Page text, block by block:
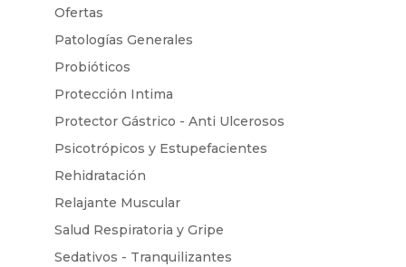
Ofertas
Patologías Generales
Probióticos
Protección Intima
Protector Gástrico - Anti Ulcerosos
Psicotrópicos y Estupefacientes
Rehidratación
Relajante Muscular
Salud Respiratoria y Gripe
Sedativos - Tranquilizantes